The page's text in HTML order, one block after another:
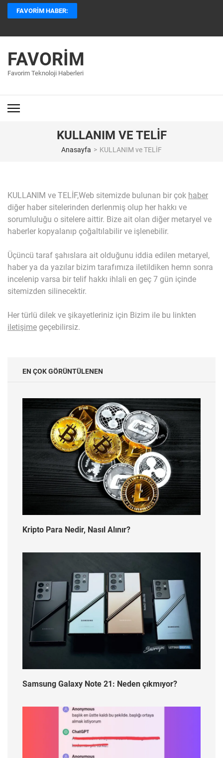
İçeriğe
atla
basın)
FAVORIM HABER:
FAVORIM
Favorim Teknoloji Haberleri
KULLANIM VE TELİF
Anasayfa > KULLANIM ve TELİF
KULLANIM ve TELİF,Web sitemizde bulunan bir çok haber
diğer haber sitelerinden derlenmiş olup her hakkı ve
sorumluluğu o sitelere aittir. Bize ait olan diğer metaryel ve
haberler kopyalanıp çoğaltılabilir ve işlenebilir.
Üçüncü taraf şahıslara ait olduğunu iddia edilen metaryel,
haber ya da yazılar bizim tarafımıza iletildiken hemn sonra
incelenip varsa bir telif hakkı ihlali en geç 7 gün içinde
sitemizden silinecektir.
Her türlü dilek ve şikayetleriniz için Bizim ile bu linkten
iletişime geçebilirsiz.
EN ÇOK GÖRÜNTÜLENEN
Kripto Para Nedir, Nasıl Alınır?
Samsung Galaxy Note 21: Neden çıkmıyor?